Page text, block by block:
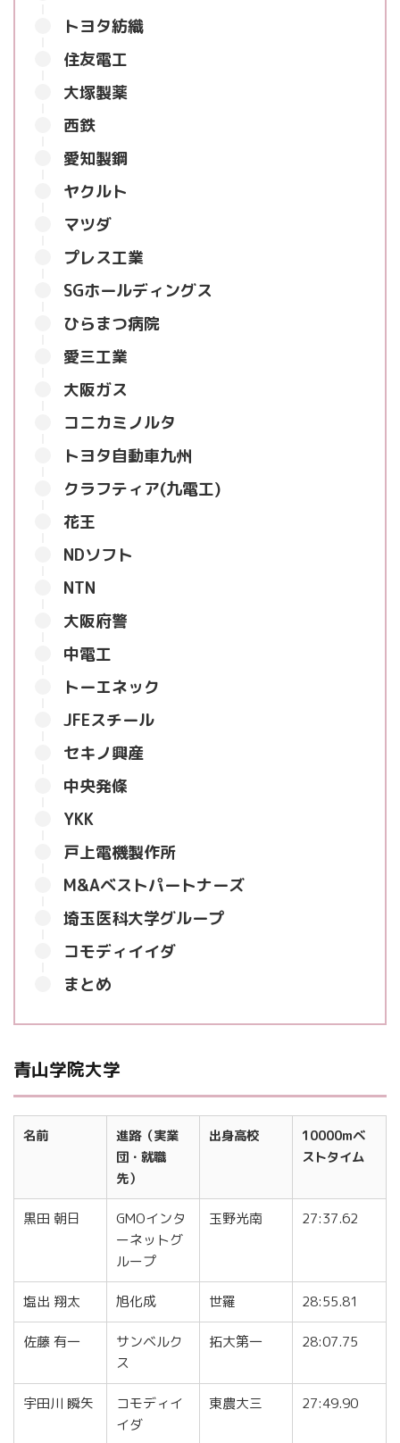
トヨタ紡織
住友電工
大塚製薬
西鉄
愛知製鋼
ヤクルト
マツダ
プレス工業
SGホールディングス
ひらまつ病院
愛三工業
大阪ガス
コニカミノルタ
トヨタ自動車九州
クラフティア(九電工)
花王
NDソフト
NTN
大阪府警
中電工
トーエネック
JFEスチール
セキノ興産
中央発條
YKK
戸上電機製作所
M&Aベストパートナーズ
埼玉医科大学グループ
コモディイイダ
まとめ
青山学院大学
名前
進路（実業
団・就職
先）
出身高校
10000mベ
ストタイム
黒田 朝日
GMOインタ
ーネットグ
ループ
玉野光南 27:37.62
塩出 翔太 旭化成 世羅 28:55.81
佐藤 有一
サンベルク
ス
拓大第一 28:07.75
宇田川 瞬矢
コモディイ
イダ
東農大三 27:49.90